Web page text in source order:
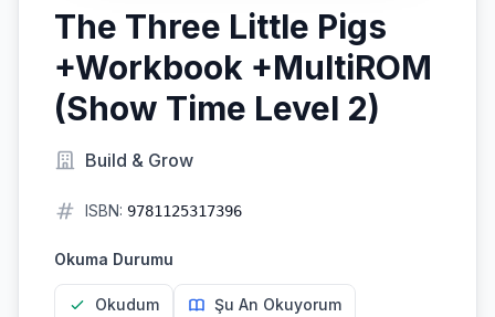
The Three Little Pigs
+Workbook +MultiROM
(Show Time Level 2)
Build & Grow
ISBN: 9781125317396
Okuma Durumu
Okudum Şu An Okuyorum